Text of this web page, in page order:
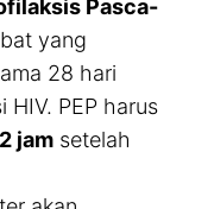
Pasca-
yang
28 hari
HIV. PEP harus
jam setelah